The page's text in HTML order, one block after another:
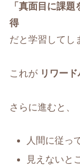
「真面目に課
得
だと学習してし
これが リワー
さらに進むと、
人間に従っ
見えないと